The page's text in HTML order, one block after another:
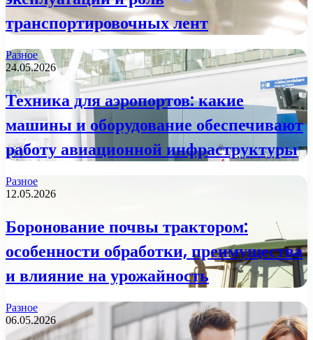
транспортировочных лент
Разное
24.05.2026
Техника для аэропортов: какие
машины и оборудование обеспечивают
работу авиационной инфраструктуры
Разное
12.05.2026
Боронование почвы трактором:
особенности обработки, преимущества
и влияние на урожайность
Разное
06.05.2026